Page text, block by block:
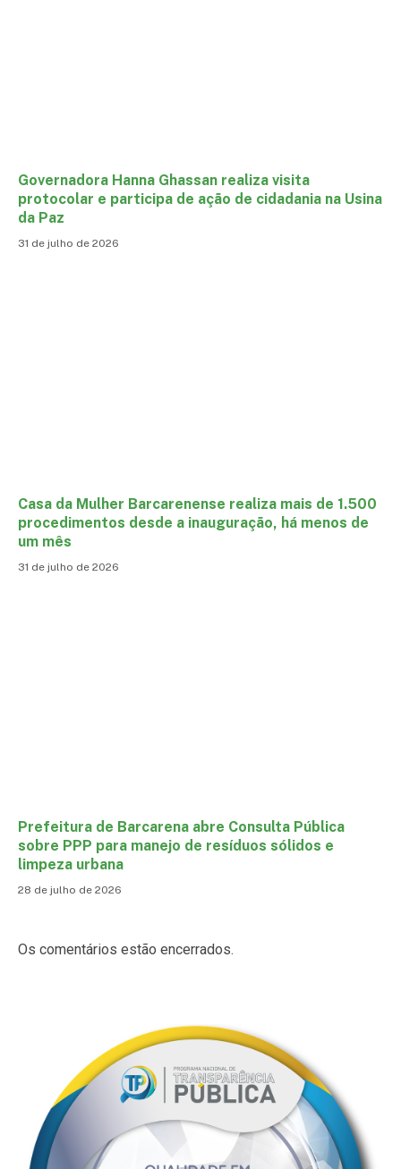
Governadora Hanna Ghassan realiza visita
protocolar e participa de ação de cidadania na Usina
da Paz
31 de julho de 2026
Casa da Mulher Barcarenense realiza mais de 1.500
procedimentos desde a inauguração, há menos de
um mês
31 de julho de 2026
Prefeitura de Barcarena abre Consulta Pública
sobre PPP para manejo de resíduos sólidos e
limpeza urbana
28 de julho de 2026
Os comentários estão encerrados.